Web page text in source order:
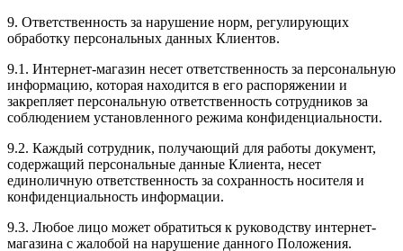
9. Ответственность за нарушение норм, регулирующих
обработку персональных данных Клиентов.
9.1. Интернет-магазин несет ответственность за персональную
информацию, которая находится в его распоряжении и
закрепляет персональную ответственность сотрудников за
соблюдением установленного режима конфиденциальности.
9.2. Каждый сотрудник, получающий для работы документ,
содержащий персональные данные Клиента, несет
единоличную ответственность за сохранность носителя и
конфиденциальность информации.
9.3. Любое лицо может обратиться к руководству интернет-
магазина с жалобой на нарушение данного Положения.